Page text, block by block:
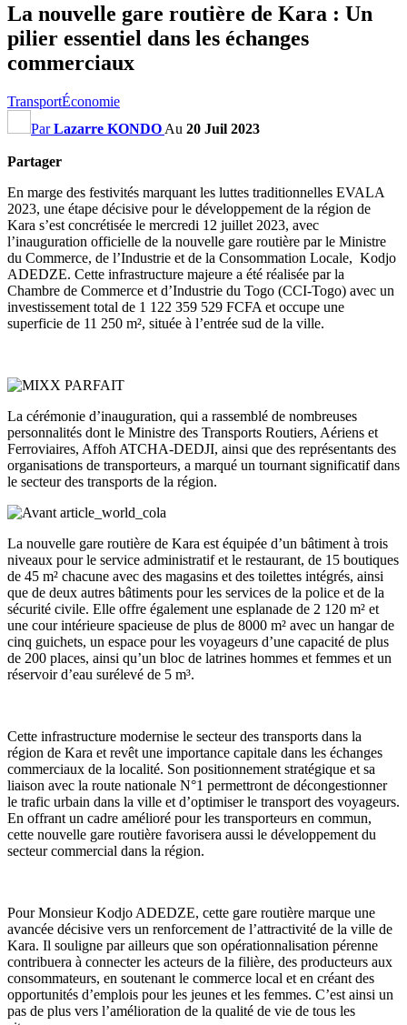
La nouvelle gare routière de Kara : Un
pilier essentiel dans les échanges
commerciaux
TransportÉconomie
ParLazarre KONDO Au 20 Juil 2023
Partager
En marge des festivités marquant les luttes traditionnelles EVALA
2023, une étape décisive pour le développement de la région de
Kara s’est concrétisée le mercredi 12 juillet 2023, avec
l’inauguration officielle de la nouvelle gare routière par le Ministre
du Commerce, de l’Industrie et de la Consommation Locale, Kodjo
ADEDZE. Cette infrastructure majeure a été réalisée par la
Chambre de Commerce et d’Industrie du Togo (CCI-Togo) avec un
investissement total de 1 122 359 529 FCFA et occupe une
superficie de 11 250 m², située à l’entrée sud de la ville.
La cérémonie d’inauguration, qui a rassemblé de nombreuses
personnalités dont le Ministre des Transports Routiers, Aériens et
Ferroviaires, Affoh ATCHA-DEDJI, ainsi que des représentants des
organisations de transporteurs, a marqué un tournant significatif dans
le secteur des transports de la région.
La nouvelle gare routière de Kara est équipée d’un bâtiment à trois
niveaux pour le service administratif et le restaurant, de 15 boutiques
de 45 m² chacune avec des magasins et des toilettes intégrés, ainsi
que de deux autres bâtiments pour les services de la police et de la
sécurité civile. Elle offre également une esplanade de 2 120 m² et
une cour intérieure spacieuse de plus de 8000 m² avec un hangar de
cinq guichets, un espace pour les voyageurs d’une capacité de plus
de 200 places, ainsi qu’un bloc de latrines hommes et femmes et un
réservoir d’eau surélevé de 5 m³.
Cette infrastructure modernise le secteur des transports dans la
région de Kara et revêt une importance capitale dans les échanges
commerciaux de la localité. Son positionnement stratégique et sa
liaison avec la route nationale N°1 permettront de décongestionner
le trafic urbain dans la ville et d’optimiser le transport des voyageurs.
En offrant un cadre amélioré pour les transporteurs en commun,
cette nouvelle gare routière favorisera aussi le développement du
secteur commercial dans la région.
Pour Monsieur Kodjo ADEDZE, cette gare routière marque une
avancée décisive vers un renforcement de l’attractivité de la ville de
Kara. Il souligne par ailleurs que son opérationnalisation pérenne
contribuera à connecter les acteurs de la filière, des producteurs aux
consommateurs, en soutenant le commerce local et en créant des
opportunités d’emplois pour les jeunes et les femmes. C’est ainsi un
pas de plus vers l’amélioration de la qualité de vie de tous les